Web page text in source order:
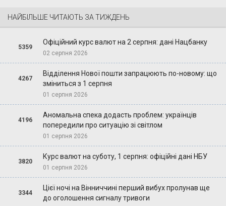
НАЙБІЛЬШЕ ЧИТАЮТЬ ЗА ТИЖДЕНЬ
5359
Офіційний курс валют на 2 серпня: дані Нацбанку
02 серпня 2026
4267
Відділення Нової пошти запрацюють по-новому: що
зміниться з 1 серпня
01 серпня 2026
4196
Аномальна спека додасть проблем: українців
попередили про ситуацію зі світлом
01 серпня 2026
3820
Курс валют на суботу, 1 серпня: офіційні дані НБУ
01 серпня 2026
3344
Цієї ночі на Вінниччині перший вибух пролунав ще
до оголошення сигналу тривоги